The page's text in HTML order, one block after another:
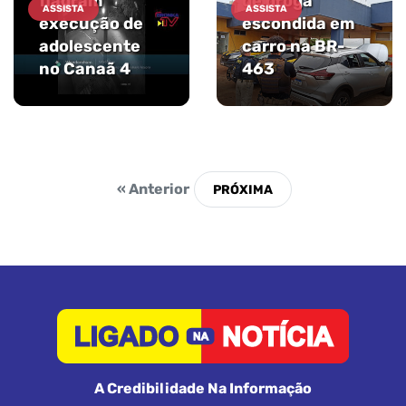
ASSISTA
execução de
adolescente
no Canaã 4
ASSISTA
escondida em
carro na BR-
463
« Anterior
A Credibilidade Na Informação